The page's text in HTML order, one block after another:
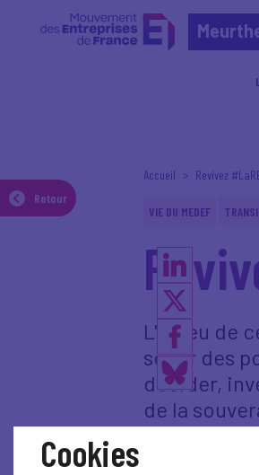
Retour
Accueil Revivez
VIE DU MEDEF
L'enjeu de
sortir des
décider,
de la
premier
Cookies